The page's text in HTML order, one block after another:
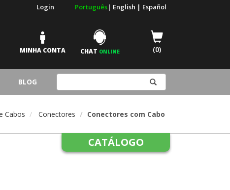
Português| English | Español
Login
(0)
CHAT ONLINE
MINHA CONTA
BLOG
Cabos Conectores Conectores com Cabo
CATÁLOGO